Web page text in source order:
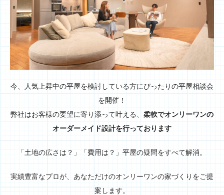
今、人気上昇中の平屋を検討している方にぴったりの平屋相談会
を開催！
弊社はお客様の要望に寄り添って叶える、 柔軟でオンリーワンの
オーダーメイド設計を行っております
「土地の広さは？」「費用は？」平屋の疑問をすべて解消。
実績豊富なプロが、あなただけのオンリーワンの家づくりをご提
案します。